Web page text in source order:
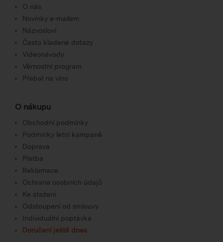
O nás
Novinky e-mailem
Názvosloví
Často kladené dotazy
Videonávody
Věrnostní program
Přebal na víno
O nákupu
Obchodní podmínky
Podmínky letní kampaně
Doprava
Platba
Reklamace
Ochrana osobních údajů
Ke stažení
Odstoupení od smlouvy
Individuální poptávka
Doručení ještě dnes